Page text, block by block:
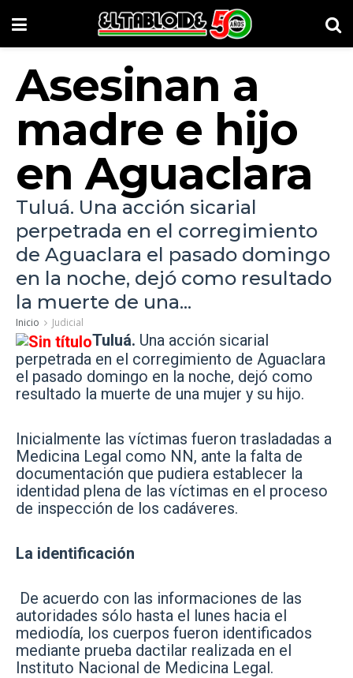
Asesinan a
madre e hijo
en Aguaclara
Tuluá. Una acción sicarial
perpetrada en el corregimiento
de Aguaclara el pasado domingo
en la noche, dejó como resultado
la muerte de una...
Inicio Judicial
Tuluá. Una acción sicarial
perpetrada en el corregimiento de Aguaclara
el pasado domingo en la noche, dejó como
resultado la muerte de una mujer y su hijo.
Inicialmente las víctimas fueron trasladadas a
Medicina Legal como NN, ante la falta de
documentación que pudiera establecer la
identidad plena de las víctimas en el proceso
de inspección de los cadáveres.
La identificación
De acuerdo con las informaciones de las
autoridades sólo hasta el lunes hacia el
mediodía, los cuerpos fueron identificados
mediante prueba dactilar realizada en el
Instituto Nacional de Medicina Legal.